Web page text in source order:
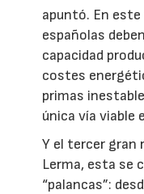
apuntó. En
españolas
capacidad
costes
primas
única vía viable
Y el tercer gran
Lerma, esta se
“palancas”: